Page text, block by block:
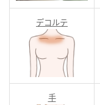
デコルテ
手